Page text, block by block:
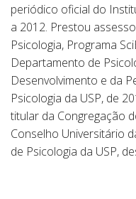
periódico oficial do
a 2012. Prestou
Psicologia, Programa
Departamento de
Desenvolvimento e da
Psicologia da USP, de
titular da Congregação
Conselho Universitário
de Psicologia da USP,